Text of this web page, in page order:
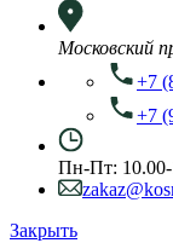
Московский
+7
+7
Пн-Пт: 10.00-
Закрыть